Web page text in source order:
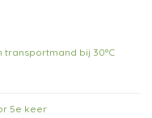
transportmand bij 30°C
5e keer